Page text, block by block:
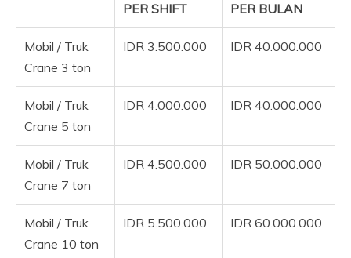
PER SHIFT PER BULAN
Mobil / Truk
Crane 3 ton
IDR 3.500.000 IDR 40.000.000
Mobil / Truk
Crane 5 ton
IDR 4.000.000 IDR 40.000.000
Mobil / Truk
Crane 7 ton
IDR 4.500.000 IDR 50.000.000
Mobil / Truk
Crane 10 ton
IDR 5.500.000 IDR 60.000.000